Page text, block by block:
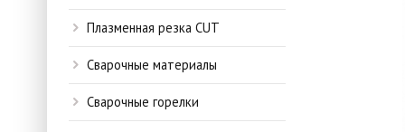
Плазменная резка CUT
Сварочные материалы
Сварочные горелки